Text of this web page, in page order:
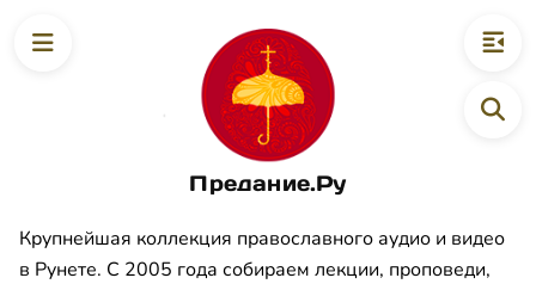
Предание.Ру
Крупнейшая коллекция православного аудио и видео
в Рунете. С 2005 года собираем лекции, проповеди,